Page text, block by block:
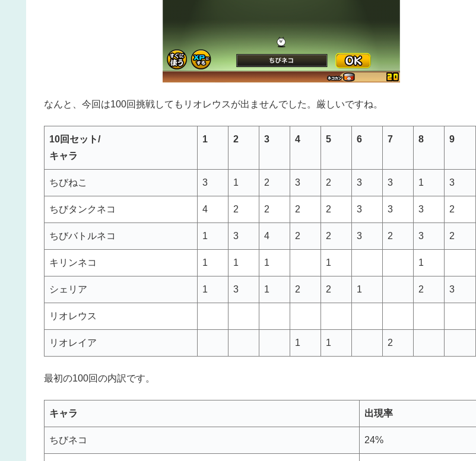
なんと、今回は100回挑戦してもリオレウスが出ませんでした。厳しいですね。
10回セット/
キャラ
1 2 3 4 5 6 7 8 9
ちびねこ 3 1 2 3 2 3 3 1 3
ちびタンクネコ 4 2 2 2 2 3 3 3 2
ちびバトルネコ 1 3 4 2 2 3 2 3 2
キリンネコ 1 1 1 1 1
シェリア 1 3 1 2 2 1 2 3
リオレウス
リオレイア 1 1 2
最初の100回の内訳です。
キャラ 出現率
ちびネコ 24%